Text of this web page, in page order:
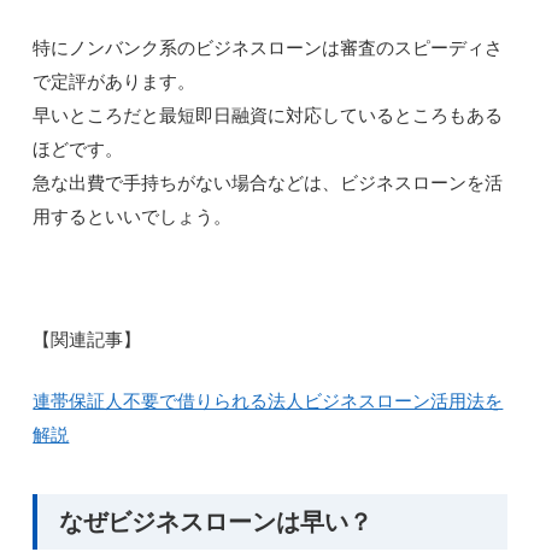
特にノンバンク系のビジネスローンは審査のスピーディさ
で定評があります。
早いところだと最短即日融資に対応しているところもある
ほどです。
急な出費で手持ちがない場合などは、ビジネスローンを活
用するといいでしょう。
【関連記事】
連帯保証人不要で借りられる法人ビジネスローン活用法を
解説
なぜビジネスローンは早い？